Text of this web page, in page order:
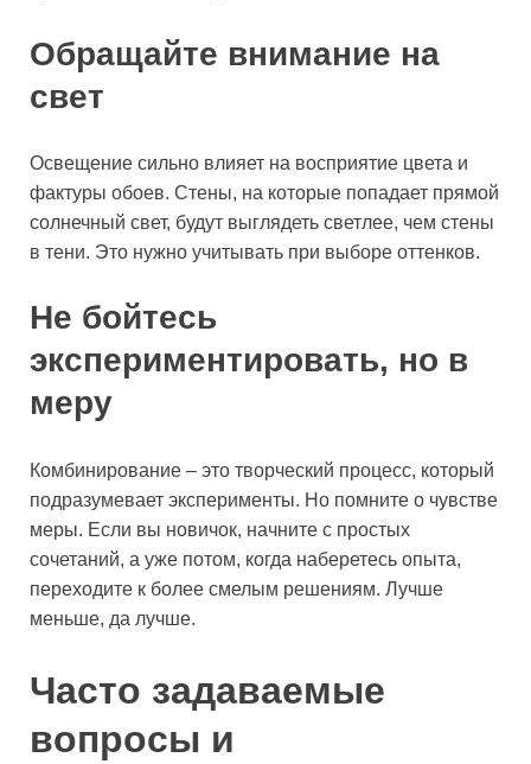
Обращайте внимание на
свет
Освещение сильно влияет на восприятие цвета и
фактуры обоев. Стены, на которые попадает прямой
солнечный свет, будут выглядеть светлее, чем стены
в тени. Это нужно учитывать при выборе оттенков.
Не бойтесь
экспериментировать, но в
меру
Комбинирование – это творческий процесс, который
подразумевает эксперименты. Но помните о чувстве
меры. Если вы новичок, начните с простых
сочетаний, а уже потом, когда наберетесь опыта,
переходите к более смелым решениям. Лучше
меньше, да лучше.
Часто задаваемые
вопросы и